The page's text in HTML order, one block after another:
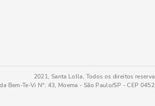
2021, Santa Lolla, Todos os direitos
Bem-Te-Vi N°: 43, Moema - São Paulo/SP - CEP